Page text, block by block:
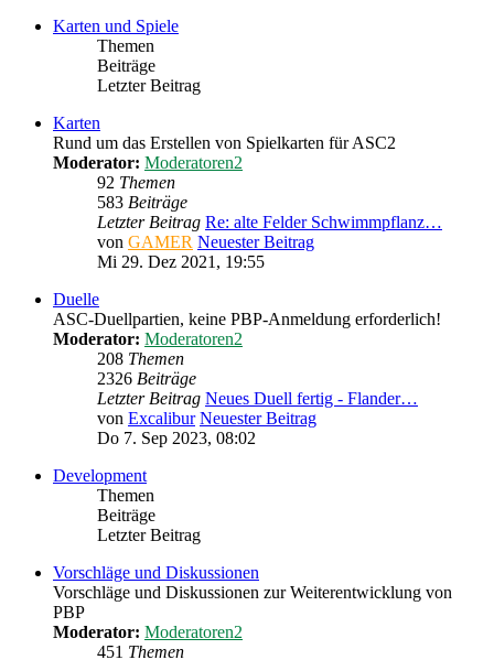
Karten und Spiele
Themen
Beiträge
Letzter Beitrag
Karten
Rund um das Erstellen von Spielkarten für ASC2
Moderator: Moderatoren2
92 Themen
583 Beiträge
Letzter Beitrag Re: alte Felder Schwimmpflanz…
von GAMER Neuester Beitrag
Mi 29. Dez 2021, 19:55
Duelle
ASC-Duellpartien, keine PBP-Anmeldung erforderlich!
Moderator: Moderatoren2
208 Themen
2326 Beiträge
Letzter Beitrag Neues Duell fertig - Flander…
von Excalibur Neuester Beitrag
Do 7. Sep 2023, 08:02
Development
Themen
Beiträge
Letzter Beitrag
Vorschläge und Diskussionen
Vorschläge und Diskussionen zur Weiterentwicklung von
PBP
Moderator: Moderatoren2
451 Themen